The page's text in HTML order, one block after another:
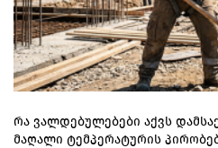
რა ვალდებულებები აქვს
მაღალი ტემპერატურის